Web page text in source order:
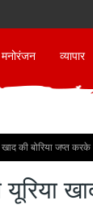
मनोरंजन व्यापार
की बोरिया जप्त करके